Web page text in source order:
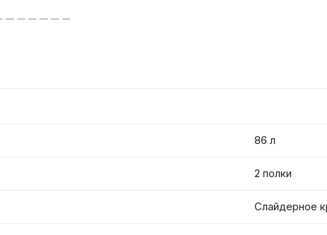
86 л
2 полки
Слайдерное